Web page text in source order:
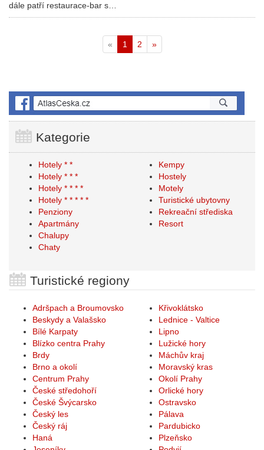
dále patří restaurace-bar s…
« 1 2 »
Kategorie
Hotely * *
Hotely * * *
Hotely * * * *
Hotely * * * * *
Penziony
Apartmány
Chalupy
Chaty
Kempy
Hostely
Motely
Turistické ubytovny
Rekreační střediska
Resort
Turistické regiony
Adršpach a Broumovsko
Beskydy a Valašsko
Bílé Karpaty
Blízko centra Prahy
Brdy
Brno a okolí
Centrum Prahy
České středohoří
České Švýcarsko
Český les
Český ráj
Haná
Křivoklátsko
Lednice - Valtice
Lipno
Lužické hory
Máchův kraj
Moravský kras
Okolí Prahy
Orlické hory
Ostravsko
Pálava
Pardubicko
Plzeňsko